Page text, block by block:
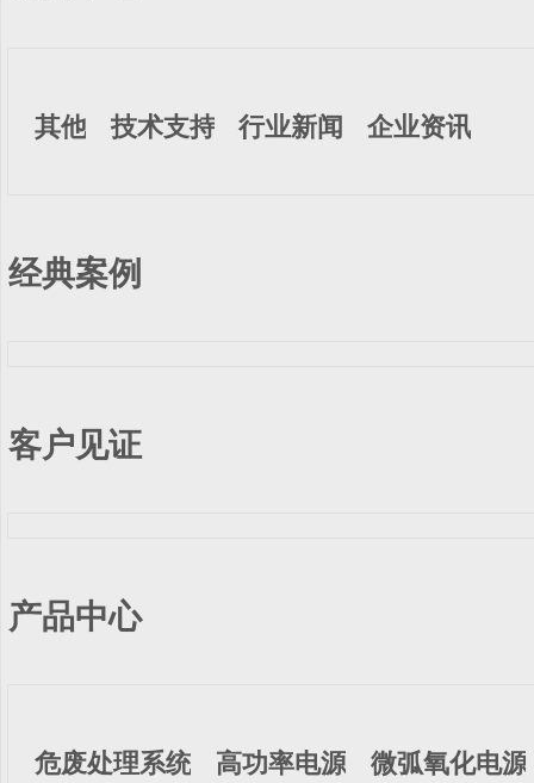
其他 技术支持 行业新闻 企业资讯
经典案例
客户见证
产品中心
危废处理系统 高功率电源 微弧氧化电源